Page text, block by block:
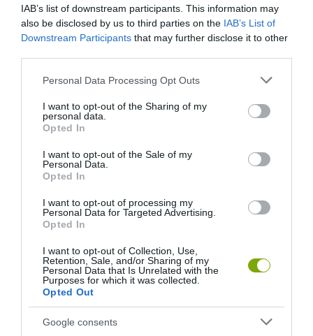
IAB’s list of downstream participants. This information may
also be disclosed by us to third parties on the IAB’s List of
Downstream Participants that may further disclose it to other
Please note that this website/app uses one or more Google
not limited to your visit or usage behaviour. You may click to
grant or deny consent to Google and its third-party tags to
use your data for below specified purposes in below Google
consent section.
Personal Data Processing Opt Outs
I want to opt-out of the Sharing of my
personal data.
Opted In
I want to opt-out of the Sale of my
Personal Data.
Opted In
I want to opt-out of processing my
Personal Data for Targeted Advertising.
Opted In
I want to opt-out of Collection, Use,
Retention, Sale, and/or Sharing of my
Personal Data that Is Unrelated with the
Purposes for which it was collected.
Opted Out
Google consents
KÖVETKEZŐ CIKK
AZ ÓNOSESŐ ÉS A HIDEG „TERMELT” SZELLEMALMÁKAT A FÁN
EGY ELSÜLLYEDT HAJÓ
TEXTILJEI ÚJRA ÖSSZEÁLLTAK:
TENGERT
NEM MINDENKI MENEKÜLT